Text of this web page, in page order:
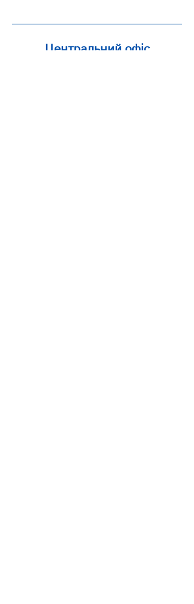
Центральний офіс